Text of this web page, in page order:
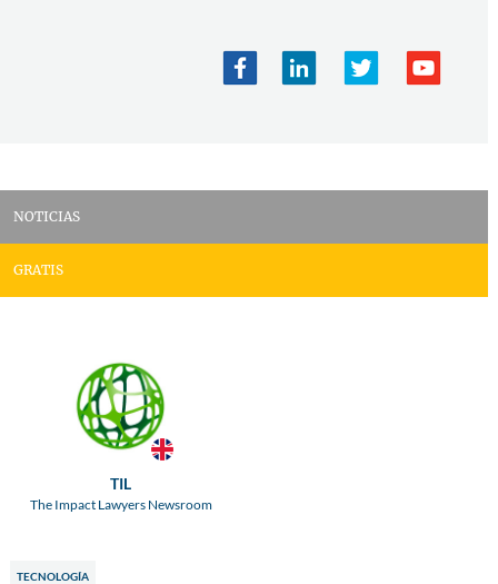
NOTICIAS
GRATIS
TIL
The Impact Lawyers Newsroom
TECNOLOGÍA